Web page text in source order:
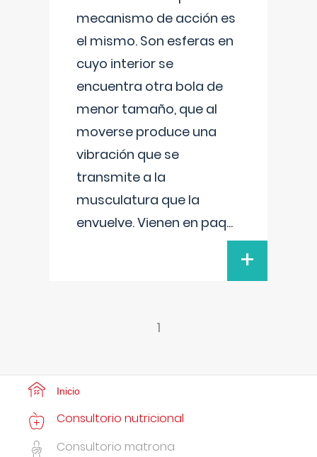
mecanismo de acción es
el mismo. Son esferas en
cuyo interior se
encuentra otra bola de
menor tamaño, que al
moverse produce una
vibración que se
transmite a la
musculatura que la
envuelve. Vienen en paq...
+
1
Inicio
Consultorio nutricional
Consultorio matrona